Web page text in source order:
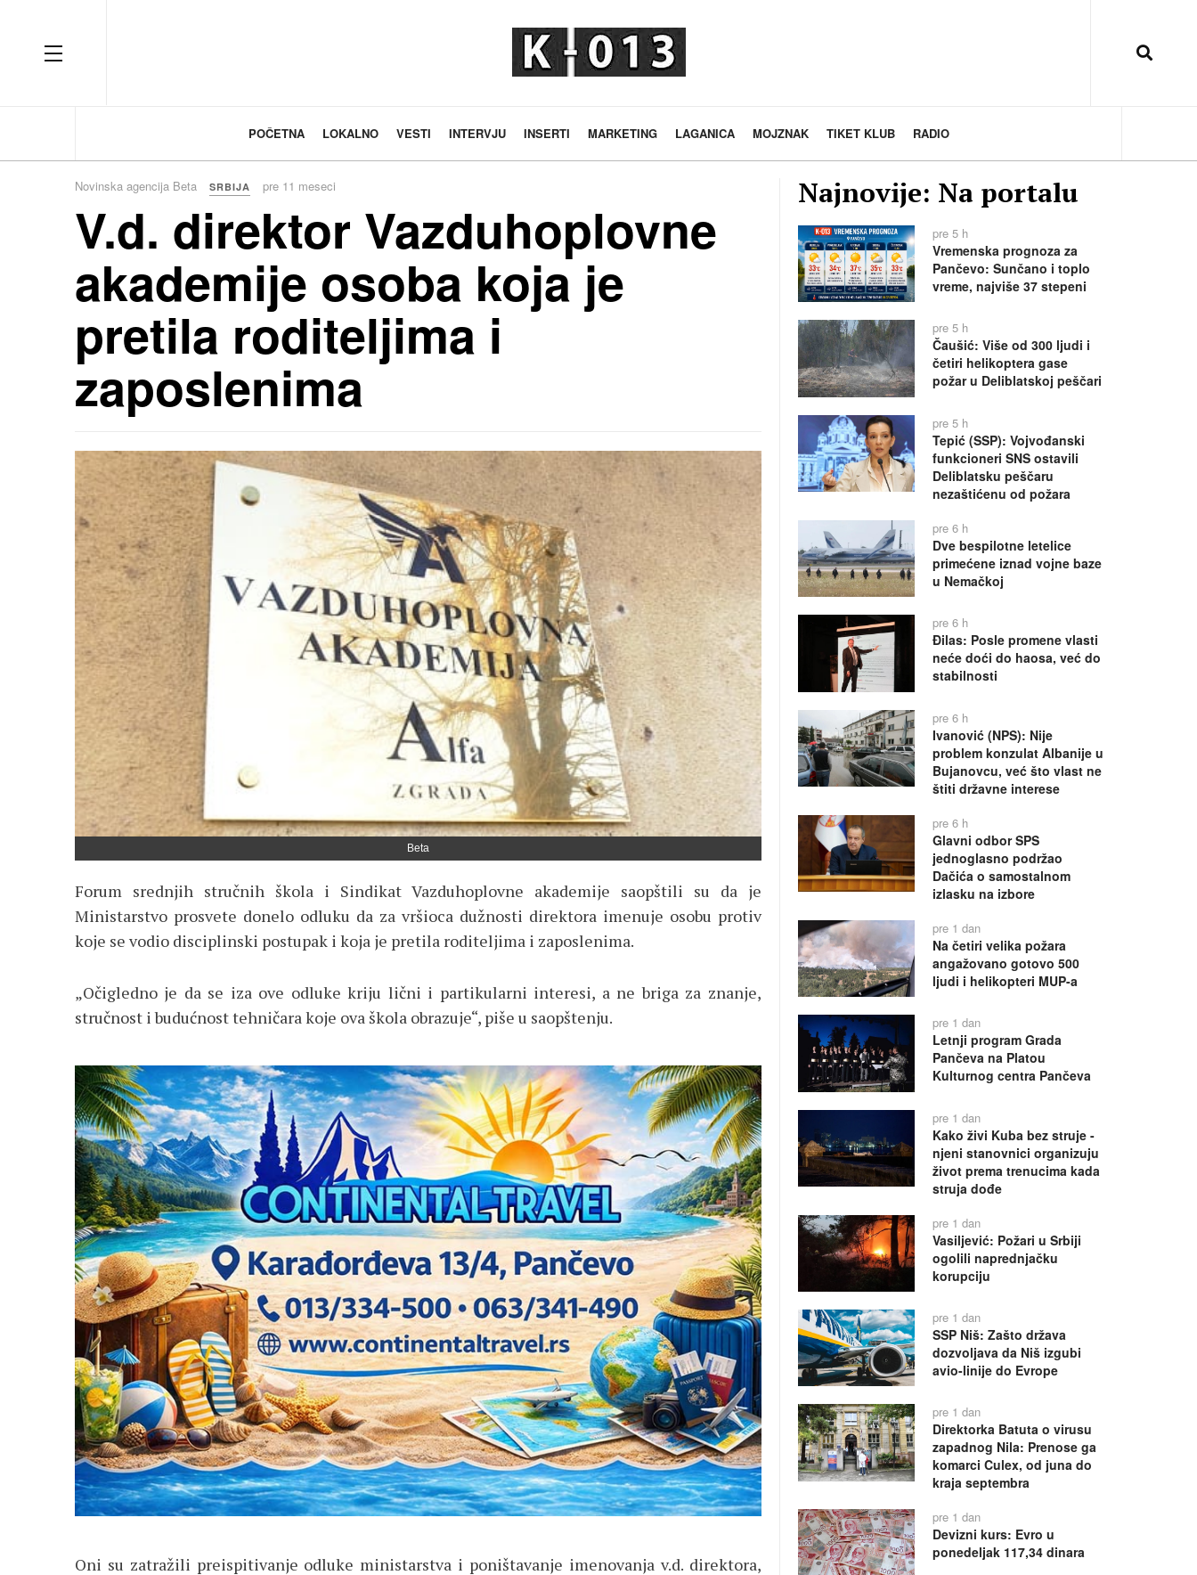
OFF CANVAS
POČETNA LOKALNO VESTI INTERVJU INSERTI MARKETING LAGANICA MOJZNAK TIKET KLUB RADIO
Novinska agencija Beta SRBIJA pre 11 meseci
V.d. direktor Vazduhoplovne
akademije osoba koja je
pretila roditeljima i
zaposlenima
Beta
Forum srednjih stručnih škola i Sindikat Vazduhoplovne akademije saopštili su da je
Ministarstvo prosvete donelo odluku da za vršioca dužnosti direktora imenuje osobu protiv
koje se vodio disciplinski postupak i koja je pretila roditeljima i zaposlenima.
„Očigledno je da se iza ove odluke kriju lični i partikularni interesi, a ne briga za znanje,
stručnost i budućnost tehničara koje ova škola obrazuje“, piše u saopštenju.
Oni su zatražili preispitivanje odluke ministarstva i poništavanje imenovanja v.d. direktora,
Najnovije: Na portalu
pre 5 h
Vremenska prognoza za
Pančevo: Sunčano i toplo
vreme, najviše 37 stepeni
pre 5 h
Čaušić: Više od 300 ljudi i
četiri helikoptera gase
požar u Deliblatskoj peščari
pre 5 h
Tepić (SSP): Vojvođanski
funkcioneri SNS ostavili
Deliblatsku peščaru
nezaštićenu od požara
pre 6 h
Dve bespilotne letelice
primećene iznad vojne baze
u Nemačkoj
pre 6 h
Đilas: Posle promene vlasti
neće doći do haosa, već do
stabilnosti
pre 6 h
Ivanović (NPS): Nije
problem konzulat Albanije u
Bujanovcu, već što vlast ne
štiti državne interese
pre 6 h
Glavni odbor SPS
jednoglasno podržao
Dačića o samostalnom
izlasku na izbore
pre 1 dan
Na četiri velika požara
angažovano gotovo 500
ljudi i helikopteri MUP-a
pre 1 dan
Letnji program Grada
Pančeva na Platou
Kulturnog centra Pančeva
pre 1 dan
Kako živi Kuba bez struje -
njeni stanovnici organizuju
život prema trenucima kada
struja dođe
pre 1 dan
Vasiljević: Požari u Srbiji
ogolili naprednjačku
korupciju
pre 1 dan
SSP Niš: Zašto država
dozvoljava da Niš izgubi
avio-linije do Evrope
pre 1 dan
Direktorka Batuta o virusu
zapadnog Nila: Prenose ga
komarci Culex, od juna do
kraja septembra
pre 1 dan
Devizni kurs: Evro u
ponedeljak 117,34 dinara